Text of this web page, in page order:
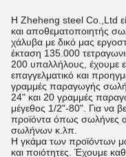
Η Zheheng steel Co.,Ltd
και αποθεματοποιητής
χάλυβα με δικό μας
έκταση 135.000
200 υπαλλήλους, έχουμε
επαγγελματικό και
γραμμές παραγωγής
24" και 20 γραμμές
μέγεθος 1/2"-80". Για να
προϊόντα όπως σωλήνες
σωλήνων κ.λπ.
Η γκάμα των προϊόντων
και ποιότητες. Έχουμε